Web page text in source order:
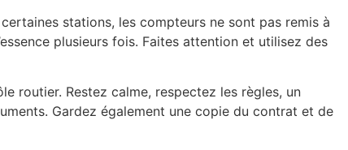
stations, les compteurs ne sont pas remis à
plusieurs fois. Faites attention et utilisez des
routier. Restez calme, respectez les règles, un
Gardez également une copie du contrat et de